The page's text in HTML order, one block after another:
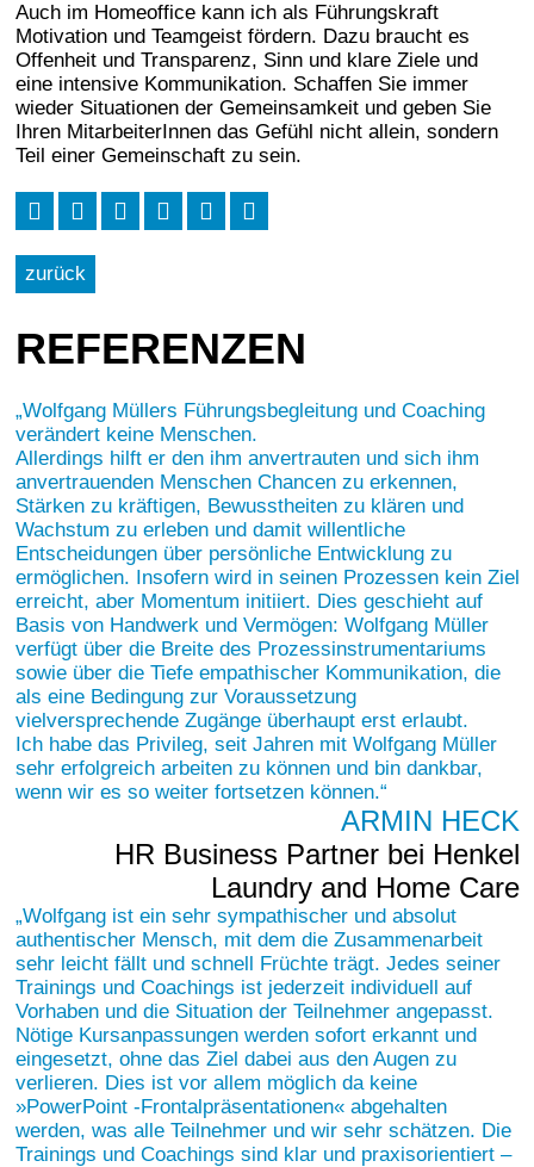
Auch im Homeoffice kann ich als Führungskraft
Motivation und Teamgeist fördern. Dazu braucht es
Offenheit und Transparenz, Sinn und klare Ziele und
eine intensive Kommunikation. Schaffen Sie immer
wieder Situationen der Gemeinsamkeit und geben Sie
Ihren MitarbeiterInnen das Gefühl nicht allein, sondern
Teil einer Gemeinschaft zu sein.
zurück
REFERENZEN
Wolfgang Müllers Führungsbegleitung und Coaching
verändert keine Menschen.
Allerdings hilft er den ihm anvertrauten und sich ihm
anvertrauenden Menschen Chancen zu erkennen,
Stärken zu kräftigen, Bewusstheiten zu klären und
Wachstum zu erleben und damit willentliche
Entscheidungen über persönliche Entwicklung zu
ermöglichen. Insofern wird in seinen Prozessen kein Ziel
erreicht, aber Momentum initiiert. Dies geschieht auf
Basis von Handwerk und Vermögen: Wolfgang Müller
verfügt über die Breite des Prozessinstrumentariums
sowie über die Tiefe empathischer Kommunikation, die
als eine Bedingung zur Voraussetzung
vielversprechende Zugänge überhaupt erst erlaubt.
Ich habe das Privileg, seit Jahren mit Wolfgang Müller
sehr erfolgreich arbeiten zu können und bin dankbar,
wenn wir es so weiter fortsetzen können.
ARMIN HECK
HR Business Partner bei Henkel
Laundry and Home Care
Wolfgang ist ein sehr sympathischer und absolut
authentischer Mensch, mit dem die Zusammenarbeit
sehr leicht fällt und schnell Früchte trägt. Jedes seiner
Trainings und Coachings ist jederzeit individuell auf
Vorhaben und die Situation der Teilnehmer angepasst.
Nötige Kursanpassungen werden sofort erkannt und
eingesetzt, ohne das Ziel dabei aus den Augen zu
verlieren. Dies ist vor allem möglich da keine
»PowerPoint -Frontalpräsentationen« abgehalten
werden, was alle Teilnehmer und wir sehr schätzen. Die
Trainings und Coachings sind klar und praxisorientiert –